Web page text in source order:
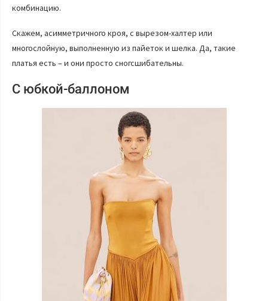
комбинацию.
Скажем, асимметричного кроя, с вырезом-халтер или
многослойную, выполненную из пайеток и шелка. Да, такие
платья есть – и они просто сногсшибательны.
С юбкой-баллоном